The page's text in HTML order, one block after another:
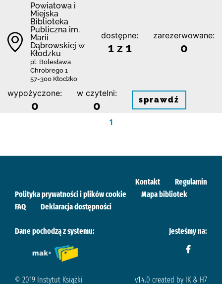
Powiatowa i
Miejska
Biblioteka
Publiczna im.
Marii
Dąbrowskiej w
Kłodzku
pl. Bolesława
Chrobrego 1
57-300 Kłodzko
dostępne:
1 z 1
zarezerwowane:
0
wypożyczone:
0
w czytelni:
0 sprawdź
1
Kontakt
Regulamin
Polityka prywatności i plików cookie
Mapa bibliotek
FAQ
Deklaracja dostępności
Dane pochodzą z systemu: Jesteśmy na:
© 2019 Instytut Książki v.1.4.0 created by IK & H7